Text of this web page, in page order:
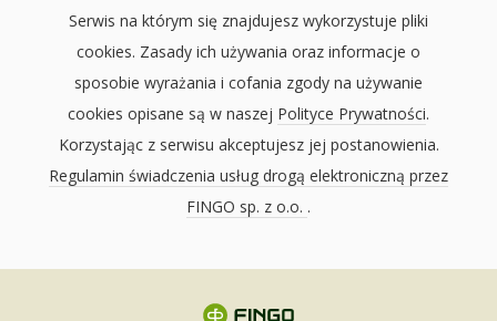
Serwis na którym się znajdujesz wykorzystuje pliki
cookies. Zasady ich używania oraz informacje o
sposobie wyrażania i cofania zgody na używanie
cookies opisane są w naszej Polityce Prywatności.
Korzystając z serwisu akceptujesz jej postanowienia.
Regulamin świadczenia usług drogą elektroniczną przez
FINGO sp. z o.o. .